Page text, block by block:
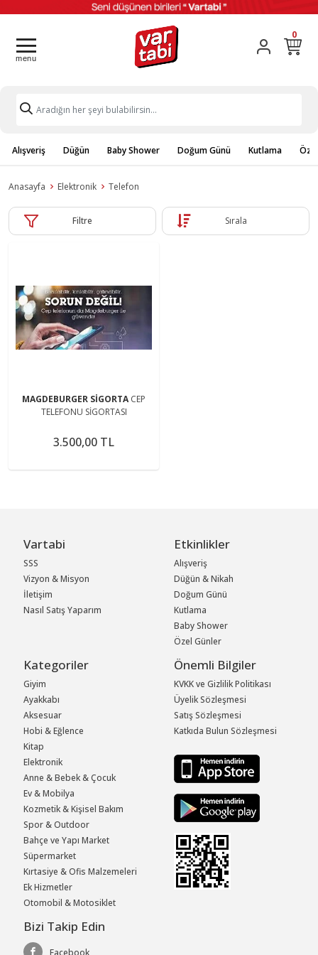
0
Alışveriş Düğün Baby Shower Doğum Günü Kutlama
Anasayfa Elektronik Telefon
Filtre Sırala
MAGDEBURGER SİGORTACEP
TELEFONU SİGORTASI
3.500,00 TL
Vartabi
SSS
Vizyon & Misyon
İletişim
Nasıl Satış Yaparım
Etkinlikler
Alışveriş
Düğün & Nikah
Doğum Günü
Kutlama
Baby Shower
Özel Günler
Kategoriler
Giyim
Ayakkabı
Aksesuar
Hobi & Eğlence
Kitap
Elektronik
Anne & Bebek & Çocuk
Ev & Mobilya
Kozmetik & Kişisel Bakım
Spor & Outdoor
Bahçe ve Yapı Market
Süpermarket
Kırtasiye & Ofis Malzemeleri
Ek Hizmetler
Otomobil & Motosiklet
Önemli Bilgiler
KVKK ve Gizlilik Politikası
Üyelik Sözleşmesi
Satış Sözleşmesi
Katkıda Bulun Sözleşmesi
Bizi Takip Edin
Facebook